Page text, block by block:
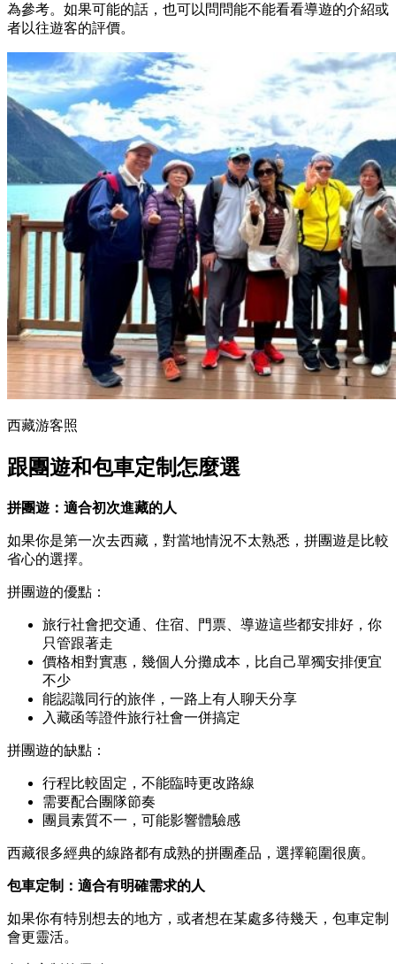
為參考。如果可能的話，也可以問問能不能看看導遊的介紹或
者以往遊客的評價。
西藏游客照
跟團遊和包車定制怎麼選
拼團遊：適合初次進藏的人
如果你是第一次去西藏，對當地情況不太熟悉，拼團遊是比較
省心的選擇。
拼團遊的優點：
旅行社會把交通、住宿、門票、導遊這些都安排好，你
只管跟著走
價格相對實惠，幾個人分攤成本，比自己單獨安排便宜
不少
能認識同行的旅伴，一路上有人聊天分享
入藏函等證件旅行社會一併搞定
拼團遊的缺點：
行程比較固定，不能臨時更改路線
需要配合團隊節奏
團員素質不一，可能影響體驗感
西藏很多經典的線路都有成熟的拼團產品，選擇範圍很廣。
包車定制：適合有明確需求的人
如果你有特別想去的地方，或者想在某處多待幾天，包車定制
會更靈活。